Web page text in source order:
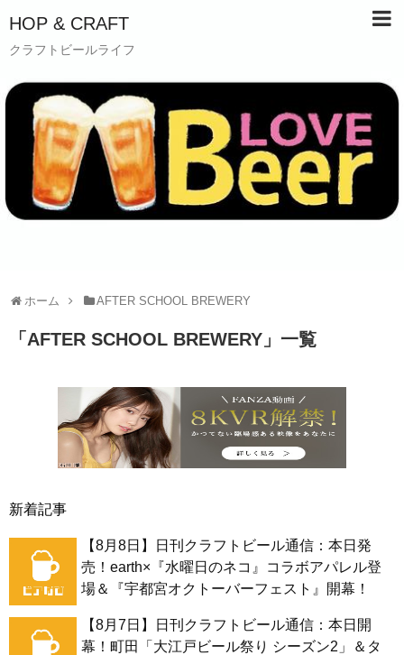
HOP & CRAFT
クラフトビールライフ
ホーム AFTER SCHOOL BREWERY
「 AFTER SCHOOL BREWERY 」 一覧
新着記事
【8月8日】日刊クラフトビール通信：本日発
売！earth×『水曜日のネコ』コラボアパレル登
場＆『宇都宮オクトーバーフェスト』開幕！
【8月7日】日刊クラフトビール通信：本日開
幕！町田「大江戸ビール祭り シーズン2」＆タ